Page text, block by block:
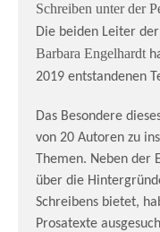
Schreiben unter der
Die beiden Leiter
Barbara Engelhardt
2019 entstandenen
Das Besondere
von 20 Autoren zu
Themen. Neben
über die
Schreibens bietet,
Prosatexte